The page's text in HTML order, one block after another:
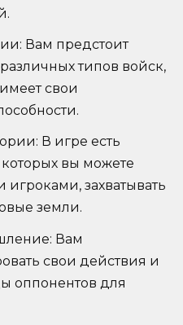
Вам предстоит
типов войск,
свои
В игре есть
вы можете
игроками, захватывать
земли.
Вам
свои действия и
оппонентов для